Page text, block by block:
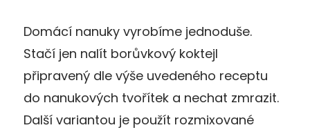
Domácí nanuky vyrobíme jednoduše.
Stačí jen nalít borůvkový koktejl
připravený dle výše uvedeného receptu
do nanukových tvořítek a nechat zmrazit.
Další variantou je použít rozmixované